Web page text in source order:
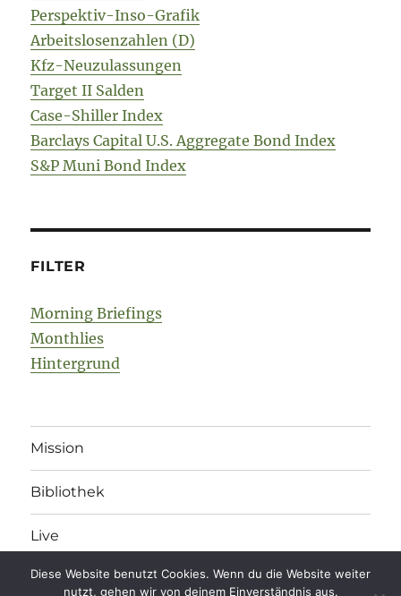
Perspektiv-Inso-Grafik
Arbeitslosenzahlen (D)
Kfz-Neuzulassungen
Target II Salden
Case-Shiller Index
Barclays Capital U.S. Aggregate Bond Index
S&P Muni Bond Index
FILTER
Morning Briefings
Monthlies
Hintergrund
Mission
Bibliothek
Live
legonomics Impressum/Datenschutz/
Diese Website benutzt Cookies. Wenn du die Website weiter
nutzt, gehen wir von deinem Einverständnis aus.